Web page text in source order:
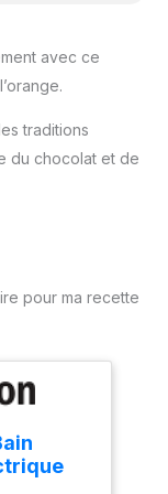
avec ce
traditions
du chocolat et de
pour ma recette